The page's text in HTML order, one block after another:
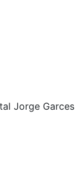
Jorge Garces